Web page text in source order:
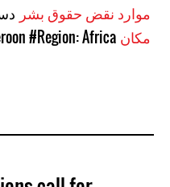
#Region: Africa